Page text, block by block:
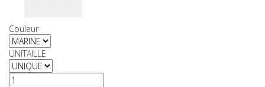
Couleur
UNITAILLE